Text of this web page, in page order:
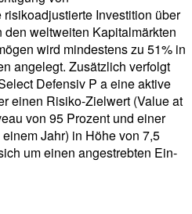
Investition über
weltweiten Kapitalmärkten
wird mindestens zu 51% in
angelegt. Zusätzlich verfolgt
Defensiv P a eine aktive
einen Risiko-Zielwert (Value at
von 95 Prozent und einer
Jahr) in Höhe von 7,5
um einen angestrebten Ein-